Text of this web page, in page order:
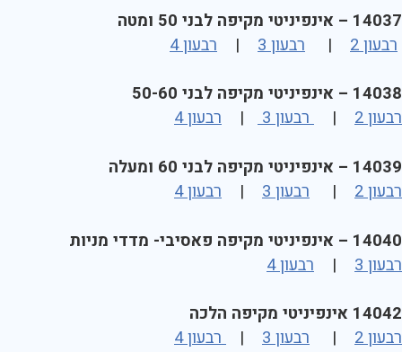
14037 – אינפיניטי מקיפה לבני 50 ומטה
רבעון 2
| רבעון 3 | רבעון 4
14038 – אינפיניטי מקיפה לבני 50-60
רבעון 2
| רבעון 3 | רבעון 4
14039 – אינפיניטי מקיפה לבני 60 ומעלה
רבעון 2
| רבעון 3 | רבעון 4
14040 – אינפיניטי מקיפה פאסיבי- מדדי מניות
רבעון 3
| רבעון 4
14042 אינפיניטי מקיפה הלכה
רבעון 2
| רבעון 3 | רבעון 4